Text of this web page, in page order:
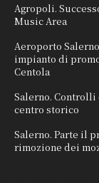
Agropoli.
Music Area
Aeroporto
impianto di
Centola
Salerno. Controlli
centro storico
Salerno. Parte il
rimozione dei